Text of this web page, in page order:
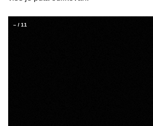
– / 11